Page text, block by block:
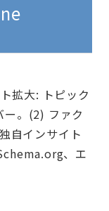
拡大: トピック
ー。(2) ファク
自インサイト
、エ